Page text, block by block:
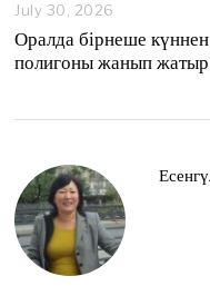
July 30, 2026
Оралда бірнеше
полигоны жанып жатыр